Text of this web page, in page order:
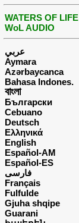
WATERS OF LIFE
WoL AUDIO
عربي
Aymara
Azərbaycanca
Bahasa Indones.
বাংলা
Български
Cebuano
Deutsch
Ελληνικά
English
Español-AM
Español-ES
فارسی
Français
Fulfulde
Gjuha shqipe
Guarani